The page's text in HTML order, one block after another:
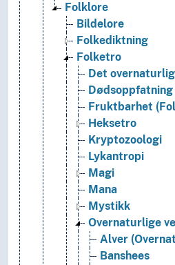
Folklore
Bildelore
Folkediktning
Folketro
Det
Dødsoppfatning
Fruktbarhet
Heksetro
Kryptozoologi
Lykantropi
Magi
Mana
Mystikk
Overnaturlige
Alver
Banshees